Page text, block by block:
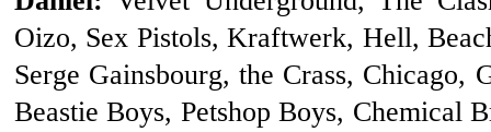
Oizo, Sex Pistols, Kraftwerk, Hell,
Serge Gainsbourg, the Crass,
Beastie Boys, Petshop Boys, Chemical